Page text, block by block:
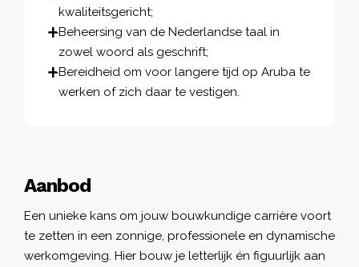
Aanbod
Een unieke kans om jouw bouwkundige carrière voort
te zetten in een zonnige, professionele en dynamische
werkomgeving. Hier bouw je letterlijk én figuurlijk aan
kwaliteitsgericht;
Beheersing van de Nederlandse taal in
zowel woord als geschrift;
Bereidheid om voor langere tijd op Aruba te
werken of zich daar te vestigen.